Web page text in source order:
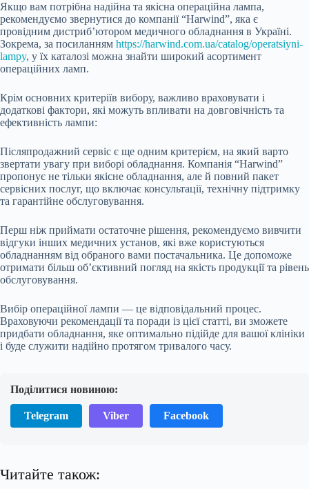
Якщо вам потрібна надійна та якісна операційна лампа,
рекомендуємо звернутися до компанії “Harwind”, яка є
провідним дистриб’ютором медичного обладнання в Україні.
Зокрема, за посиланням https://harwind.com.ua/catalog/operatsiyni-
lampy, у їх каталозі можна знайти широкий асортимент
операційних ламп.
Крім основних критеріїв вибору, важливо враховувати і
додаткові фактори, які можуть впливати на довговічність та
ефективність лампи:
Післяпродажний сервіс є ще одним критерієм, на який варто
звертати увагу при виборі обладнання. Компанія “Harwind”
пропонує не тільки якісне обладнання, але й повний пакет
сервісних послуг, що включає консультації, технічну підтримку
та гарантійне обслуговування.
Перш ніж приймати остаточне рішення, рекомендуємо вивчити
відгуки інших медичних установ, які вже користуються
обладнанням від обраного вами постачальника. Це допоможе
отримати більш об’єктивний погляд на якість продукції та рівень
обслуговування.
Вибір операційної лампи — це відповідальний процес.
Враховуючи рекомендації та поради із цієї статті, ви зможете
придбати обладнання, яке оптимально підійде для вашої клініки
і буде служити надійно протягом тривалого часу.
Поділитися новиною:
Telegram Viber Facebook
Читайте також: